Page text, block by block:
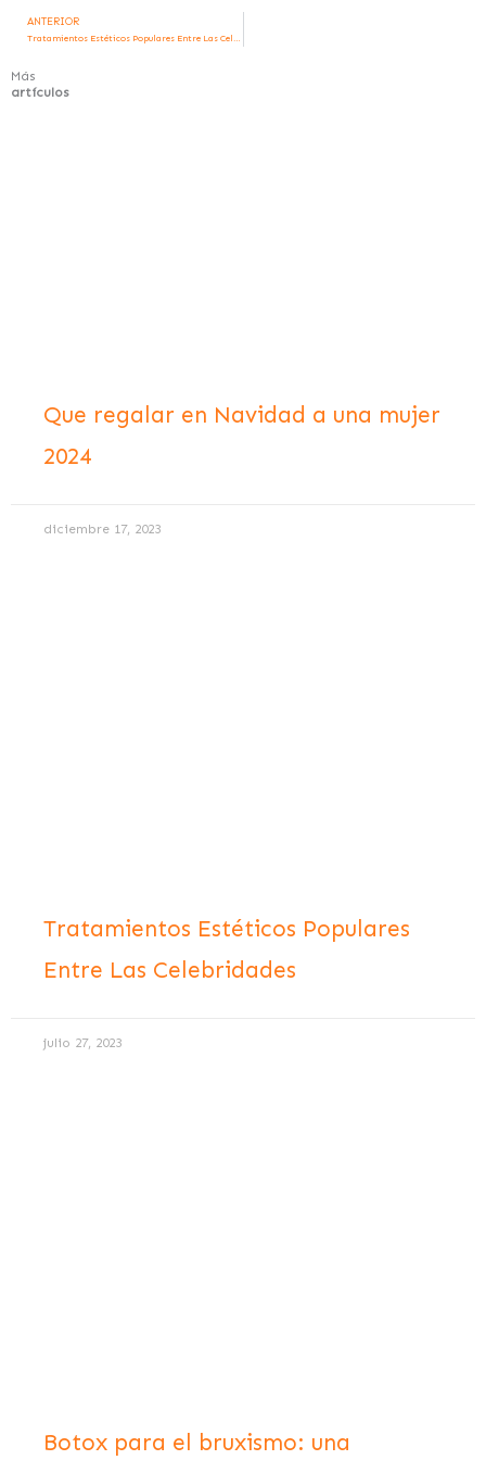
Ant
ANTERIOR
Tratamientos Estéticos Populares Entre Las Celebridades
Más
artículos
Que regalar en Navidad a una mujer
2024
diciembre 17, 2023
Tratamientos Estéticos Populares
Entre Las Celebridades
julio 27, 2023
Botox para el bruxismo: una